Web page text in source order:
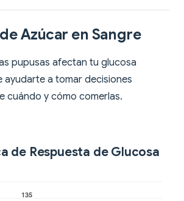
Azúcar en Sangre
pupusas afectan tu glucosa
ayudarte a tomar decisiones
cuándo y cómo comerlas.
de Respuesta de Glucosa